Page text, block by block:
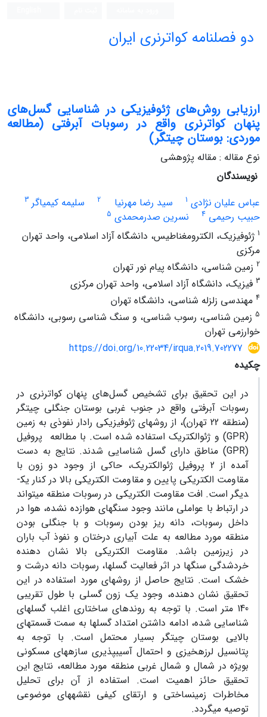
دو فصلنامه کواترنری ایران
ارزیابی روش‌های ژئوفیزیکی در شناسایی گسل‌های
پنهان کواترنری واقع در رسوبات آبرفتی (مطالعه
موردی: بوستان چیتگر)
نوع مقاله : مقاله پژوهشی
نویسندگان
عباس علیان نژادی 1 سید رضا مهرنیا 2 سلیمه کیمیاگر 3
حبیب رحیمی 4 نسرین صدرمحمدی 5
1 ژئوفیزیک، الکترومغناطیس، دانشگاه آزاد اسلامی، واحد تهران
مرکزی
2 زمین شناسی، دانشگاه پیام نور تهران
3 فیزیک، دانشگاه آزاد اسلامی، واحد تهران مرکزی
4 مهندسی زلزله شناسی، دانشگاه تهران
5 زمین شناسی، رسوب شناسی، و سنگ شناسی رسوبی، دانشگاه
خوارزمی تهران
https://doi.org/10.22034/irqua.2019.702277
چکیده
در این تحقیق برای تشخیص گسلهای پنهان کواترنری در
رسوبات آبرفتی واقع در جنوب غربی بوستان جنگلی چیتگر
(منطقه 22 تهران)، از روش­های ژئوفیزیکی رادار نفوذی به زمین
(
GPR) و ژئوالکتریک استفاده شده است. با مطالعه پروفیل
(
GPR) مناطق دارای گسل شناسایی شدند. نتایج به دست
آمده از 2 پروفیل ژئوالکتریک، حاکی از وجود دو زون با
مقاومت الکتریکی پایین و مقاومت الکتریکی بالا در کنار یک­
دیگر است. افت مقاومت الکتریکی در رسوبات منطقه می­تواند
در ارتباط با عواملی مانند وجود سنگ­های هوازده نشده، هوا در
داخل رسوبات، دانه ریز بودن رسوبات و با جنگلی بودن
منطقه مورد مطالعه به علت آبیاری درختان و نفوذ آب باران
در زیرزمین باشد. مقاومت الکتریکی بالا نشان دهنده
خردشدگی سنگ­ها در اثر فعالیت گسل­ها، رسوبات دانه درشت و
خشک است. نتایج حاصل از روش­های مورد استفاده در این
تحقیق نشان دهنده، وجود یک زون گسلی با طول تقریبی
140 متر است. با توجه به روندهای ساختاری اغلب گسل­های
شناسایی شده، ادامه داشتن امتداد گسل­ها به سمت قسمت­های
بالایی بوستان چیتگر بسیار محتمل است. با توجه به
پتانسیل لرزه­خیزی و احتمال آسیب­پذیری سازه­های مسکونی
بویژه در شمال و شمال غربی منطقه مورد مطالعه، نتایج این
تحقیق حائز اهمیت است. استفاده از آن برای تحلیل
مخاطرات زمین­ساختی و ارتقای کیفی نقشه­های موضوعی
توصیه می­گردد.